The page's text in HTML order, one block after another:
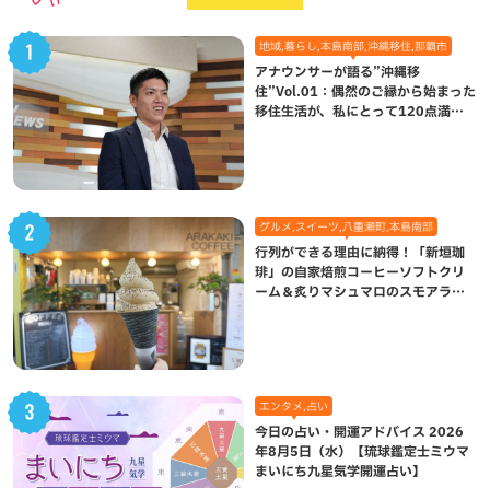
地域,暮らし,本島南部,沖縄移住,那覇市
アナウンサーが語る”沖縄移
住”Vol.01：偶然のご縁から始まった
移住生活が、私にとって120点満点
グルメ,スイーツ,八重瀬町,本島南部
行列ができる理由に納得！「新垣珈
琲」の自家焙煎コーヒーソフトクリ
ーム＆炙りマシュマロのスモアラテ
エンタメ,占い
今日の占い・開運アドバイス 2026
年8月5日（水）【琉球鑑定士ミウマ
まいにち九星気学開運占い】